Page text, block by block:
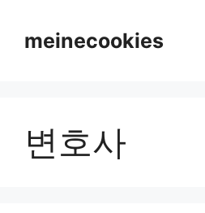
meinecookies
변호사